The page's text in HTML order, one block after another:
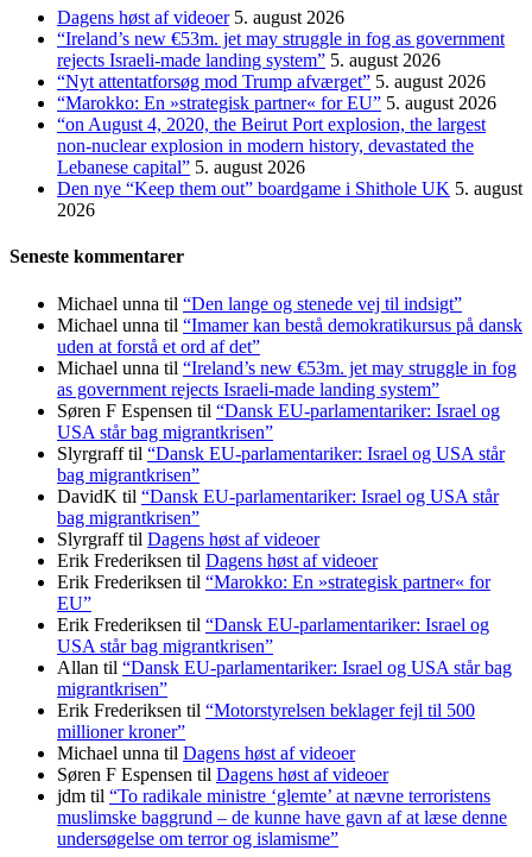
Dagens høst af videoer 5. august 2026
“Ireland’s new €53m. jet may struggle in fog as government
rejects Israeli-made landing system” 5. august 2026
“Nyt attentatforsøg mod Trump afværget” 5. august 2026
“Marokko: En »strategisk partner« for EU” 5. august 2026
“on August 4, 2020, the Beirut Port explosion, the largest
non-nuclear explosion in modern history, devastated the
Lebanese capital” 5. august 2026
Den nye “Keep them out” boardgame i Shithole UK 5. august
2026
Seneste kommentarer
Michael unna til “Den lange og stenede vej til indsigt”
Michael unna til “Imamer kan bestå demokratikursus på dansk
uden at forstå et ord af det”
Michael unna til “Ireland’s new €53m. jet may struggle in fog
as government rejects Israeli-made landing system”
Søren F Espensen til “Dansk EU-parlamentariker: Israel og
USA står bag migrantkrisen”
Slyrgrafftil “Dansk EU-parlamentariker: Israel og USA står
bag migrantkrisen”
DavidK til “Dansk EU-parlamentariker: Israel og USA står
bag migrantkrisen”
Slyrgrafftil Dagens høst af videoer
Erik Frederiksen til Dagens høst af videoer
Erik Frederiksen til “Marokko: En »strategisk partner« for
EU”
Erik Frederiksen til “Dansk EU-parlamentariker: Israel og
USA står bag migrantkrisen”
Allan til “Dansk EU-parlamentariker: Israel og USA står bag
migrantkrisen”
Erik Frederiksen til “Motorstyrelsen beklager fejl til 500
millioner kroner”
Michael unna til Dagens høst af videoer
Søren F Espensen til Dagens høst af videoer
jdm til “To radikale ministre ‘glemte’ at nævne terroristens
muslimske baggrund – de kunne have gavn af at læse denne
undersøgelse om terror og islamisme”